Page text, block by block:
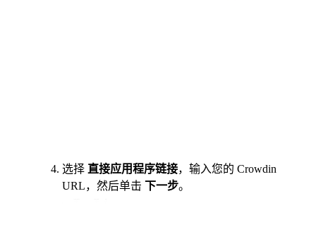
选择 直接应用程序链接，输入您的 Crowdin
URL，然后单击 下一步。